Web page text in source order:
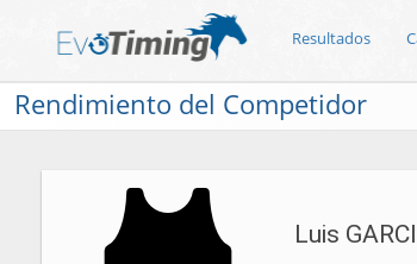
Resultados
Rendimiento del Competidor
Luis